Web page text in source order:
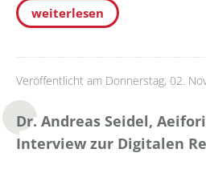
weiterlesen
Veröffentlicht am Donnerstag, 02.
Dr. Andreas Seidel,
Interview zur Digitalen